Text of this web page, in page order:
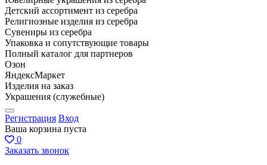
Детский ассортимент из серебра
Религиозные изделия из серебра
Сувениры из серебра
Упаковка и сопутствующие товары
Полный каталог для партнеров
Озон
ЯндексМаркет
Изделия на заказ
Украшения (служебные)
Регистрация Вход
Ваша корзина пуста
0
Заказать звонок